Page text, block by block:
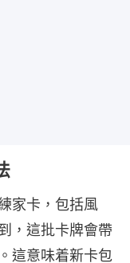
家卡，包括風
，這批卡牌會帶
這意味着新卡包